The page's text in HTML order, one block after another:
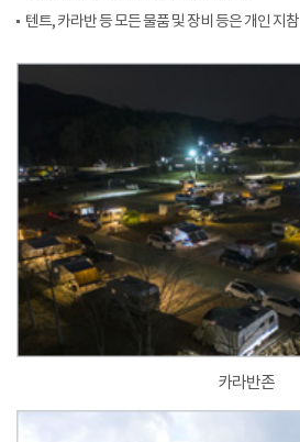
텐트, 카라반 등 모든 물품 및 장비 등은 개인 지참
카라반존